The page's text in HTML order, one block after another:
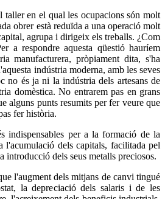
taller en el qual les ocupacions són molt
obrer està reduïda a una operació molt
agrupa i dirigeix els treballs. ¿Com
a respondre aquesta qüestió hauríem
manufacturera, pròpiament dita, s'ha
indústria moderna, amb les seves
no és ja ni la indústria dels artesans de
domèstica. No entrarem pas en grans
alguns punts resumits per fer veure que
fer història.
indispensables per a la formació de la
l'acumulació dels capitals, facilitada pel
introducció dels seus metalls preciosos.
l'augment dels mitjans de canvi tingué
la depreciació dels salaris i de les